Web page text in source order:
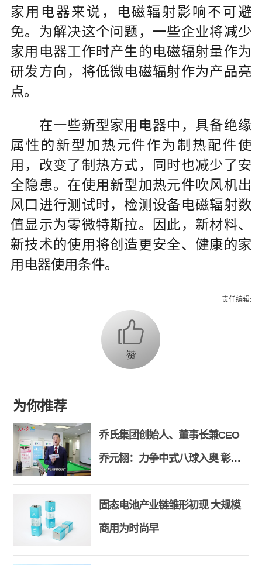
家用电器来说，电磁辐射影响不可避
免。为解决这个问题，一些企业将减少
家用电器工作时产生的电磁辐射量作为
研发方向，将低微电磁辐射作为产品亮
点。
在一些新型家用电器中，具备绝缘
属性的新型加热元件作为制热配件使
用，改变了制热方式，同时也减少了安
全隐患。在使用新型加热元件吹风机出
风口进行测试时，检测设备电磁辐射数
值显示为零微特斯拉。因此，新材料、
新技术的使用将创造更安全、健康的家
用电器使用条件。
责任编辑:
为你推荐
乔氏集团创始人、董事长兼CEO
乔元栩：力争中式八球入奥 彰显
和合共生精神
固态电池产业链雏形初现 大规模
商用为时尚早